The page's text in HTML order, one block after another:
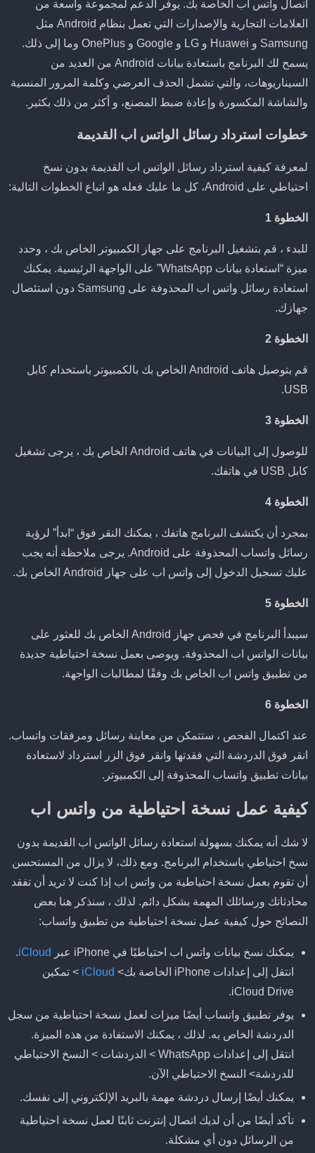
اتصال واتس اب الخاصة بك. يوفر الدعم لمجموعة واسعة من
العلامات التجارية والإصدارات التي تعمل بنظام Android مثل
Samsung و Huawei و LG و Google و OnePlus وما إلى ذلك.
يسمح لك البرنامج باستعادة بيانات Android من العديد من
السيناريوهات، والتي تشمل الحذف العرضي وكلمة المرور المنسية
والشاشة المكسورة وإعادة ضبط المصنع، و أكثر من ذلك بكثير.
خطوات استرداد رسائل الواتس اب القديمة
لمعرفة كيفية استرداد رسائل الواتس اب القديمة بدون نسخ
احتياطي على Android، كل ما عليك فعله هو اتباع الخطوات التالية:
الخطوة 1
للبدء ، قم بتشغيل البرنامج على جهاز الكمبيوتر الخاص بك ، وحدد
ميزة “استعادة بيانات WhatsApp” على الواجهة الرئيسية. يمكنك
استعادة رسائل واتس اب المحذوفة على Samsung دون استئصال
جهازك.
الخطوة 2
قم بتوصيل هاتف Android الخاص بك بالكمبيوتر باستخدام كابل
USB.
الخطوة 3
للوصول إلى البيانات في هاتف Android الخاص بك ، يرجى تشغيل
كابل USB في هاتفك.
الخطوة 4
بمجرد أن يكتشف البرنامج هاتفك ، يمكنك النقر فوق “ابدأ” لرؤية
رسائل واتساب المحذوفة على Android. يرجى ملاحظة أنه يجب
عليك تسجيل الدخول إلى واتس اب على جهاز Android الخاص بك.
الخطوة 5
سيبدأ البرنامج في فحص جهاز Android الخاص بك للعثور على
بيانات الواتس اب المحذوفة. ويوصى بعمل نسخة احتياطية جديدة
من تطبيق واتس اب الخاص بك وفقًا لمطالبات الواجهة.
الخطوة 6
عند اكتمال الفحص ، ستتمكن من معاينة رسائل ومرفقات واتساب.
انقر فوق الدردشة التي فقدتها وانقر فوق الزر استرداد لاستعادة
بيانات تطبيق واتساب المحذوفة إلى الكمبيوتر.
كيفية عمل نسخة احتياطية من واتس اب
لا شك أنه يمكنك بسهولة استعادة رسائل الواتس اب القديمة بدون
نسخ احتياطي باستخدام البرنامج. ومع ذلك، لا يزال من المستحسن
أن تقوم بعمل نسخة احتياطية من واتس اب إذا كنت لا تريد أن تفقد
محادثاتك ورسائلك المهمة بشكل دائم. لذلك ، سنذكر هنا بعض
النصائح حول كيفية عمل نسخة احتياطية من تطبيق واتساب:
يمكنك نسخ بيانات واتس اب احتياطيًا في iPhone عبر iCloud
.
انتقل إلى إعدادات iPhone الخاصة بك>
iCloud > تمكين
iCloud Drive.
يوفر تطبيق واتساب أيضًا ميزات لعمل نسخة احتياطية من سجل
الدردشة الخاص به. لذلك ، يمكنك الاستفادة من هذه الميزة.
انتقل إلى إعدادات WhatsApp > الدردشات > النسخ الاحتياطي
للدردشة> النسخ الاحتياطي الآن.
يمكنك أيضًا إرسال دردشة مهمة بالبريد الإلكتروني إلى نفسك.
تأكد أيضًا من أن لديك اتصال إنترنت ثابتًا لعمل نسخة احتياطية
من الرسائل دون أي مشكلة.